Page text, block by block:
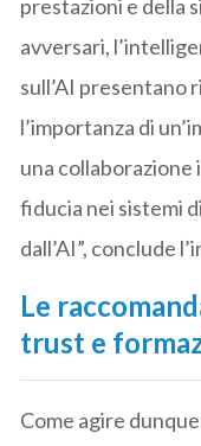
prestazioni e della
avversari,
sull’AI presentano
l’importanza di
una
fiducia nei sistemi
dall’AI”, conclude
Le
trust e
Come agire